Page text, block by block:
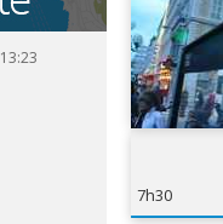
13:23
7h30